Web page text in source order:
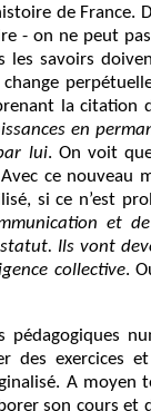
de France.
- on ne peut
les savoirs
la citation
en
lui. On voit
ce nouveau
si ce n’est
et
Ils vont
collective.
des exercices
A moyen
son cours et